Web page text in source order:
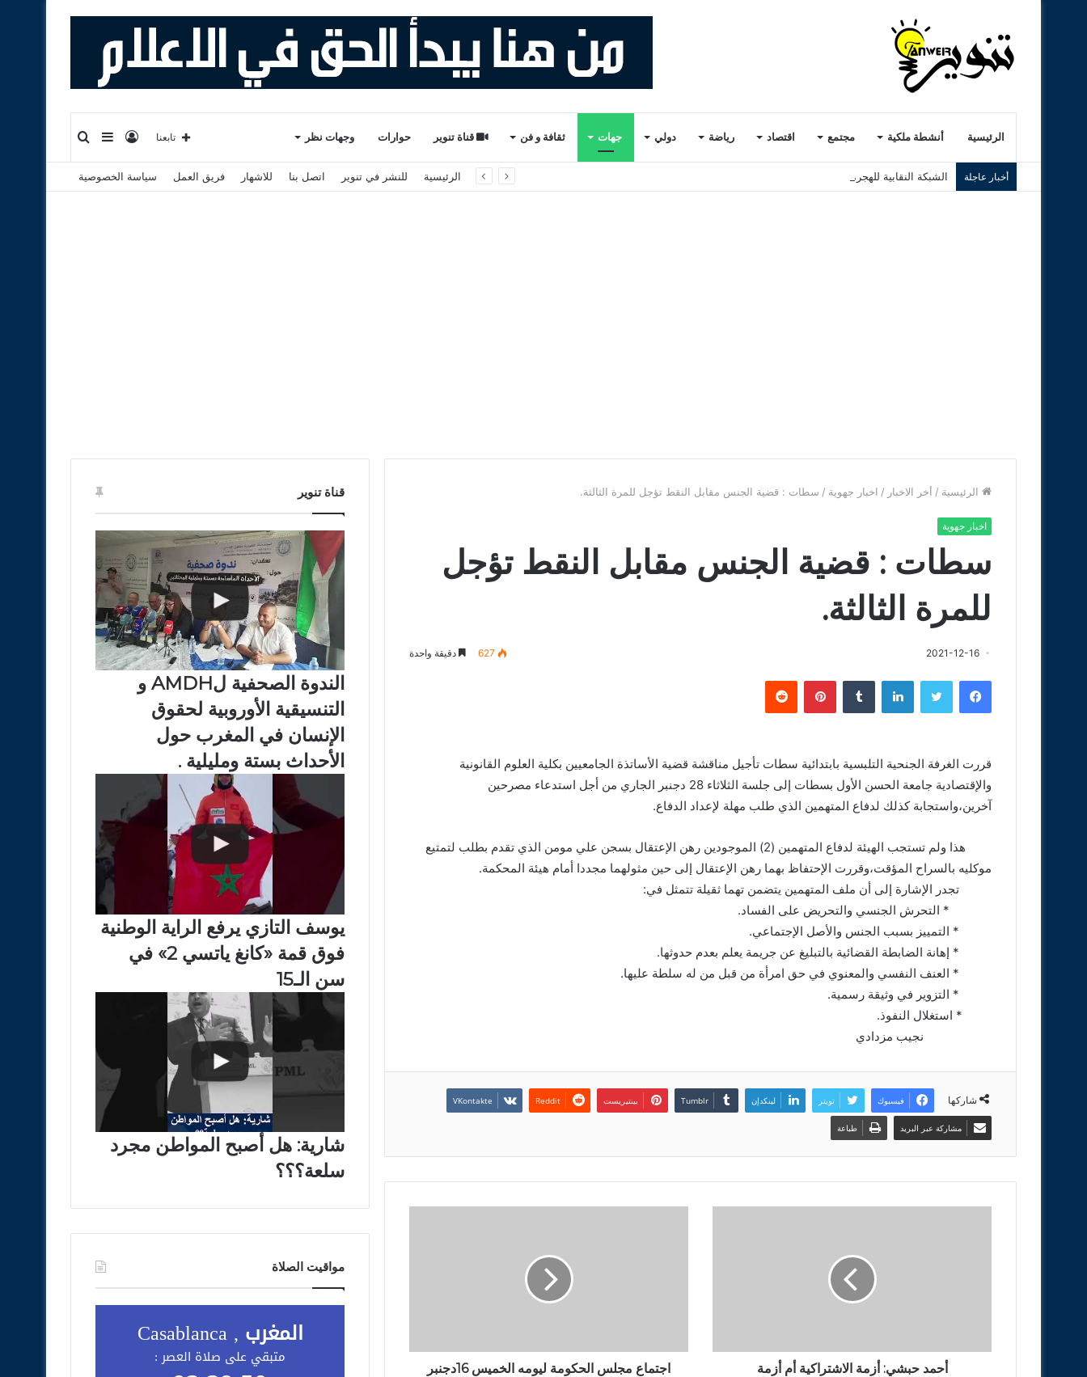
الرئيسية أنشطة ملكية مجتمع اقتصاد رياضة دولي جهات ثقافة و فن قناة تنوير حوارات وجهات نظر إضافة
عمود
تسجيل
الدخول
تابعنا
أخبار عاجلة الشبكة النقابية للهجرة بالمغرب تطلق مهمة ميدانية لتقصي الحقائق حول أحداث سبتة ومليلية الرئيسية للنشر في تنوير اتصل بنا للاشهار فريق العمل سياسة الخصوصية
الرئيسية / أخر الاخبار / اخبار جهوية / سطات : قضية الجنس مقابل النقط تؤجل للمرة الثالثة.
اخبار جهوية
سطات : قضية الجنس مقابل النقط تؤجل
للمرة الثالثة.
2021-12-16
627 دقيقة واحدة
فيسبوك لينكدإن بينتيريست
قررت الغرفة الجنحية التلبسية بابتدائية سطات تأجيل مناقشة قضية الأساتذة الجامعيين بكلية العلوم القانونية
والإقتصادية جامعة الحسن الأول بسطات إلى جلسة الثلاثاء 28 دجنبر الجاري من أجل استدعاء مصرحين
آخرين،واستجابة كذلك لدفاع المتهمين الذي طلب مهلة لإعداد الدفاع.
هذا ولم تستجب الهيئة لدفاع المتهمين (2) الموجودين رهن الإعتقال بسجن علي مومن الذي تقدم بطلب لتمتيع
موكليه بالسراح المؤقت،وقررت الإحتفاظ بهما رهن الإعتقال إلى حين مثولهما مجددا أمام هيئة المحكمة.
تجدر الإشارة إلى أن ملف المتهمين يتضمن تهما ثقيلة تتمثل في:
* التحرش الجنسي والتحريض على الفساد.
* التمييز بسبب الجنس والأصل الإجتماعي.
* إهانة الضابطة القضائية بالتبليغ عن جريمة يعلم بعدم حدوثها.
* العنف النفسي والمعنوي في حق امرأة من قبل من له سلطة عليها.
* التزوير في وثيقة رسمية.
* استغلال النفوذ.
نجيب مزدادي
شاركها فيسبوك تويتر لينكدإن بينتيريست
مشاركة عبر البريد طباعة
أحمد حبشي: أزمة الاشتراكية أم أزمة
اجتماع مجلس الحكومة ليومه الخميس 16دجنبر
قناة تنوير
الندوة الصحفية لAMDH و
التنسيقية الأوروبية لحقوق
الإنسان في المغرب حول
الأحداث بستة ومليلية .
يوسف التازي يرفع الراية الوطنية
فوق قمة «كانغ ياتسي 2» في
سن الـ15
شارية: هل أصبح المواطن مجرد
سلعة؟؟؟
مواقيت الصلاة